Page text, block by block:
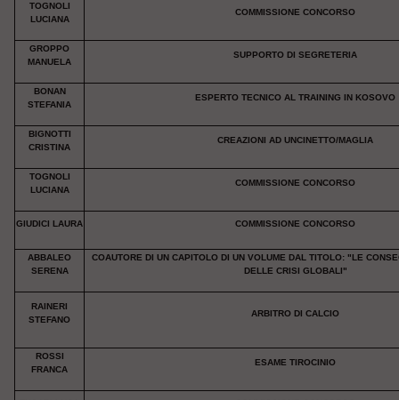
TOGNOLI
LUCIANA
COMMISSIONE CONCORSO
GROPPO
MANUELA
SUPPORTO DI SEGRETERIA
BONAN
STEFANIA
ESPERTO TECNICO AL TRAINING IN KOSOVO
BIGNOTTI
CRISTINA
CREAZIONI AD UNCINETTO/MAGLIA
TOGNOLI
LUCIANA
COMMISSIONE CONCORSO
GIUDICI LAURA COMMISSIONE CONCORSO
ABBALEO
SERENA
COAUTORE DI UN CAPITOLO DI UN VOLUME DAL TITOLO: "LE
DELLE CRISI GLOBALI"
RAINERI
STEFANO
ARBITRO DI CALCIO
ROSSI
FRANCA
ESAME TIROCINIO